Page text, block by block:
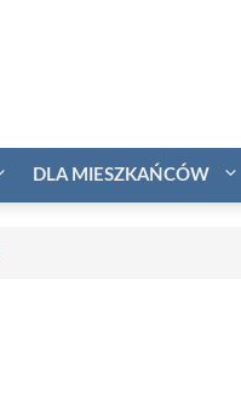
DLA MIESZKAŃCÓW